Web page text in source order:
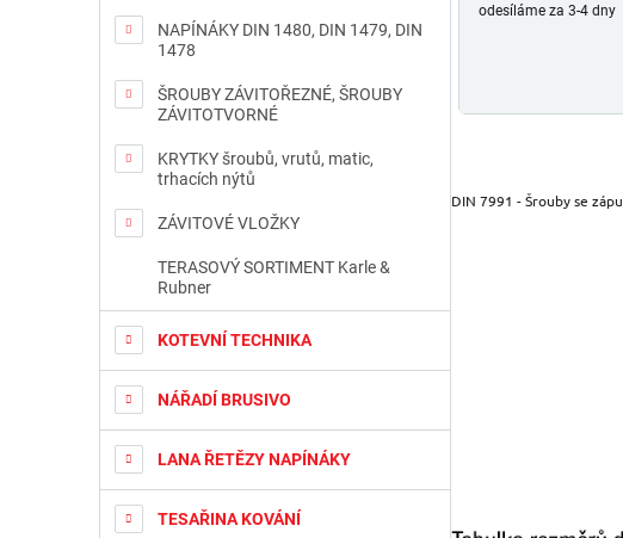
NAPÍNÁKY DIN 1480, DIN 1479, DIN
1478
ŠROUBY ZÁVITOŘEZNÉ, ŠROUBY
ZÁVITOTVORNÉ
KRYTKY šroubů, vrutů, matic,
trhacích nýtů
ZÁVITOVÉ VLOŽKY
TERASOVÝ SORTIMENT Karle &
Rubner
KOTEVNÍ TECHNIKA
NÁŘADÍ BRUSIVO
LANA ŘETĚZY NAPÍNÁKY
TESAŘINA KOVÁNÍ
odesíláme za 3-4 dny
DIN 7991 - Šrouby se